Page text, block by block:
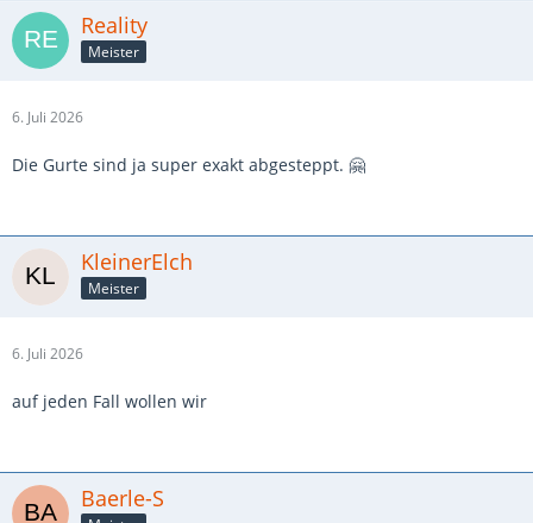
Reality
Meister
6. Juli 2026
Die Gurte sind ja super exakt abgesteppt. 🤗
KleinerElch
Meister
6. Juli 2026
auf jeden Fall wollen wir
Baerle-S